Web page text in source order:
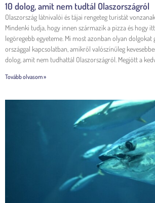
10 dolog, amit nem tudtál Olaszországról
Olaszország látnivalói és tájai rengeteg turistát
Mindenki tudja, hogy innen származik a pizza és hogy
legöregebb egyeteme. Mi most azonban olyan dolgokat
országgal kapcsolatban, amikről valószínűleg
dolog, amit nem tudhattál Olaszországról. Megjött a
Tovább olvasom »